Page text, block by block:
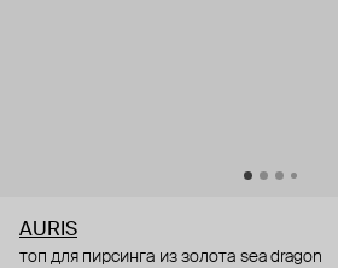
AURIS
топ для пирсинга из золота sea dragon